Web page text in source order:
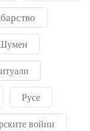
Русе
войни